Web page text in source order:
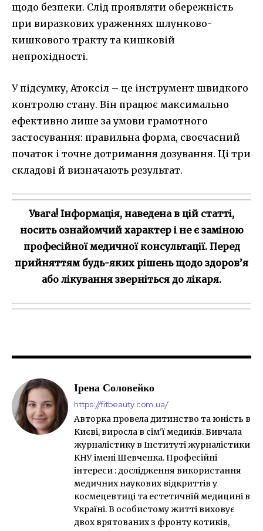
щодо безпеки. Слід проявляти обережність
при виразкових ураженнях шлунково-
кишкового тракту та кишковій
непрохідності.
У підсумку, Атоксіл – це інструмент швидкого
контролю стану. Він працює максимально
ефективно лише за умови грамотного
застосування: правильна форма, своєчасний
початок і точне дотримання дозування. Ці три
складові й визначають результат.
Увага! Інформація, наведена в цій статті,
носить ознайомчий характер і не є заміною
професійної медичної консультації. Перед
прийняттям будь-яких рішень щодо здоров’я
або лікування зверніться до лікаря.
Ірена Соловейко
https://fitbeauty.com.ua/
Авторка провела дитинство та юність в
Києві, виросла в сім'ї медиків. Вивчала
журналістику в Інституті журналістики
КНУ імені Шевченка. Професійні
інтереси : дослідження використання
медичних наукових відкриттів у
космецевтиці та естетичній медицині в
Україні. В особистому житті виховує
двох врятованих з фронту котиків,